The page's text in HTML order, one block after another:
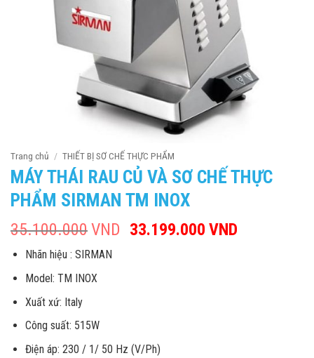
Trang chủ / THIẾT BỊ SƠ CHẾ THỰC PHẨM
MÁY THÁI RAU CỦ VÀ SƠ CHẾ THỰC
PHẨM SIRMAN TM INOX
35.100.000VND Giá
33.199.000 VND
Nhãn hiệu : SIRMAN
Model: TM INOX
Xuất xứ: Italy
Công suất: 515W
Điện áp: 230 / 1/ 50 Hz (V/Ph)